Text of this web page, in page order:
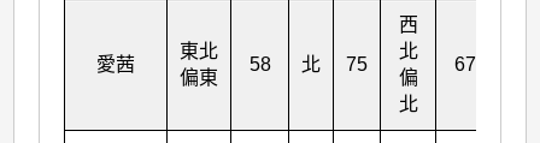
愛茜
東北
偏東
58 北 75
西
北
偏
北
67